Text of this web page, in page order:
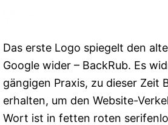
Das erste Logo spiegelt den
Google wider – BackRub. Es
gängigen Praxis, zu dieser Zeit
erhalten, um den Website-
Wort ist in fetten roten